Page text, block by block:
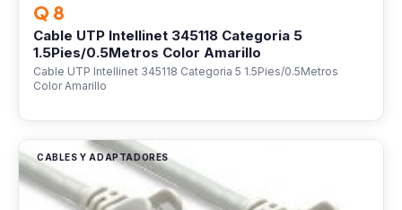
Q 8
Cable UTP Intellinet 345118 Categoria 5
1.5Pies/0.5Metros Color Amarillo
Cable UTP Intellinet 345118 Categoria 5 1.5Pies/0.5Metros
Color Amarillo
CABLES Y ADAPTADORES